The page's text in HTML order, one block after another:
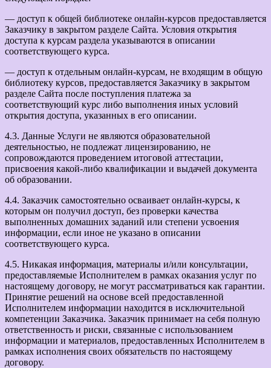
— доступ к общей библиотеке онлайн-курсов предоставляется
Заказчику в закрытом разделе Сайта. Условия открытия
доступа к курсам раздела указываются в описании
соответствующего курса.
— доступ к отдельным онлайн-курсам, не входящим в общую
библиотеку курсов, предоставляется Заказчику в закрытом
разделе Сайта после поступления платежа за
соответствующий курс либо выполнения иных условий
открытия доступа, указанных в его описании.
4.3. Данные Услуги не являются образовательной
деятельностью, не подлежат лицензированию, не
сопровождаются проведением итоговой аттестации,
присвоения какой-либо квалификации и выдачей документа
об образовании.
4.4. Заказчик самостоятельно осваивает онлайн-курсы, к
которым он получил доступ, без проверки качества
выполненных домашних заданий или степени усвоения
информации, если иное не указано в описании
соответствующего курса.
4.5. Никакая информация, материалы и/или консультации,
предоставляемые Исполнителем в рамках оказания услуг по
настоящему договору, не могут рассматриваться как гарантии.
Принятие решений на основе всей предоставленной
Исполнителем информации находится в исключительной
компетенции Заказчика. Заказчик принимает на себя полную
ответственность и риски, связанные с использованием
информации и материалов, предоставленных Исполнителем в
рамках исполнения своих обязательств по настоящему
договору.